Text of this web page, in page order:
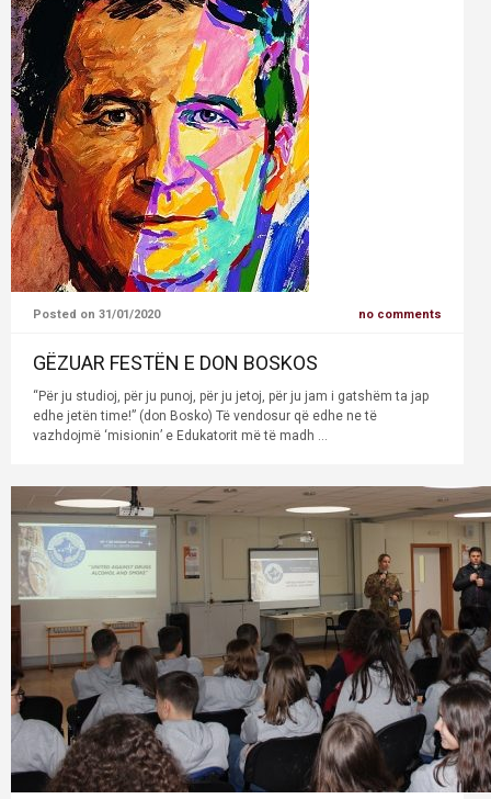
Posted on 31/01/2020 no comments
GËZUAR FESTËN E DON BOSKOS
“Për ju studioj, për ju punoj, për ju jetoj, për ju jam i gatshëm ta jap
edhe jetën time!” (don Bosko) Të vendosur që edhe ne të
vazhdojmë ‘misionin’ e Edukatorit më të madh ...